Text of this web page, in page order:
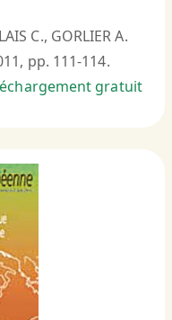
C., GORLIER A.
pp. 111-114.
gratuit